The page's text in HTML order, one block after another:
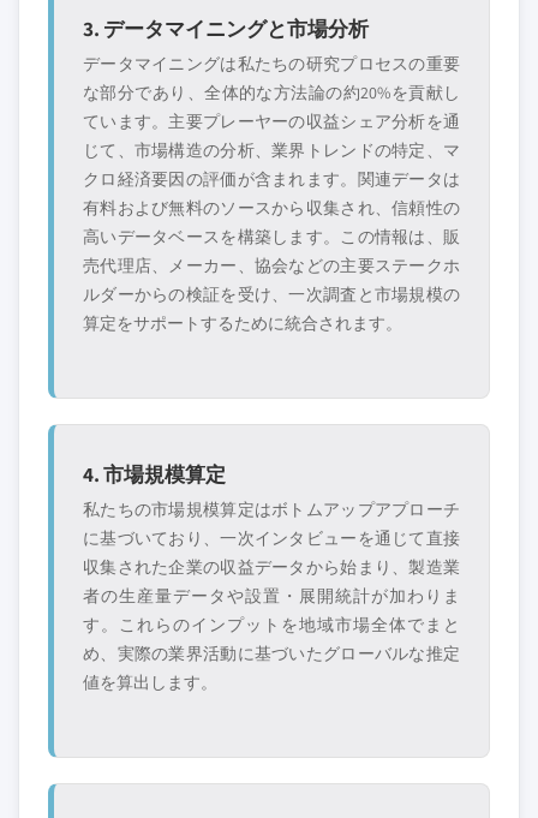
3. データマイニングと市場分析
データマイニングは私たちの研究プロセスの重要
な部分であり、全体的な方法論の約20%を貢献し
ています。主要プレーヤーの収益シェア分析を通
じて、市場構造の分析、業界トレンドの特定、マ
クロ経済要因の評価が含まれます。関連データは
有料および無料のソースから収集され、信頼性の
高いデータベースを構築します。この情報は、販
売代理店、メーカー、協会などの主要ステークホ
ルダーからの検証を受け、一次調査と市場規模の
算定をサポートするために統合されます。
4. 市場規模算定
私たちの市場規模算定はボトムアップアプローチ
に基づいており、一次インタビューを通じて直接
収集された企業の収益データから始まり、製造業
者の生産量データや設置・展開統計が加わりま
す。これらのインプットを地域市場全体でまと
め、実際の業界活動に基づいたグローバルな推定
値を算出します。